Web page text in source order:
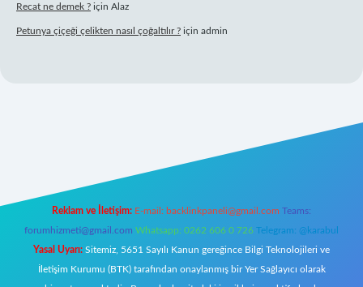
Recat ne demek ? için Alaz
Petunya çiçeği çelikten nasıl çoğaltılır ? için admin
Reklam ve İletişim: E-mail: backlinkpaneli@gmail.com Teams:
forumhizmeti@gmail.com Whatsapp: 0262 606 0 726 Telegram: @karabul
Yasal Uyarı: Sitemiz, 5651 Sayılı Kanun gereğince Bilgi Teknolojileri ve
İletişim Kurumu (BTK) tarafından onaylanmış bir Yer Sağlayıcı olarak